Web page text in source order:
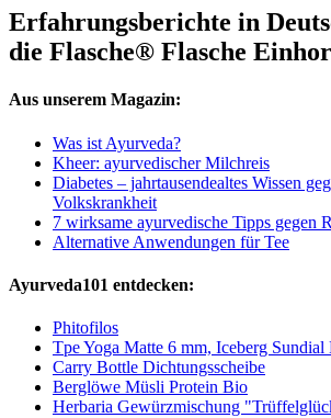
Erfahrungsberichte in
die Flasche® Flasche
Aus unserem Magazin:
Was ist Ayurveda?
Kheer: ayurvedischer Milchreis
Diabetes – jahrtausendealtes Wissen
Volkskrankheit
7 wirksame ayurvedische Tipps gegen
Alternative Anwendungen für Tee
Ayurveda101 entdecken:
Phitofilos
Tpe Yoga Matte 6 mm, Iceberg Sundial
Carry Bottle Dichtungsscheibe
Berglöwe Müsli Protein Bio
Herbaria Gewürzmischung